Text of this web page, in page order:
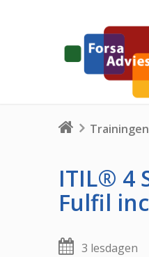
Trainingen
ITIL® 4
Fulfil
3 lesdagen